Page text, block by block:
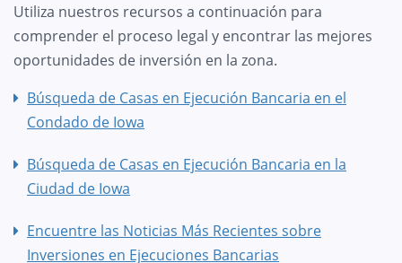
Utiliza nuestros recursos a continuación para
comprender el proceso legal y encontrar las mejores
oportunidades de inversión en la zona.
Búsqueda de Casas en Ejecución Bancaria en el
Condado de Iowa
Búsqueda de Casas en Ejecución Bancaria en la
Ciudad de Iowa
Encuentre las Noticias Más Recientes sobre
Inversiones en Ejecuciones Bancarias